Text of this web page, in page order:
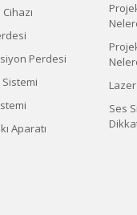
Perdesi
Sistemi
Aparatı
Ses